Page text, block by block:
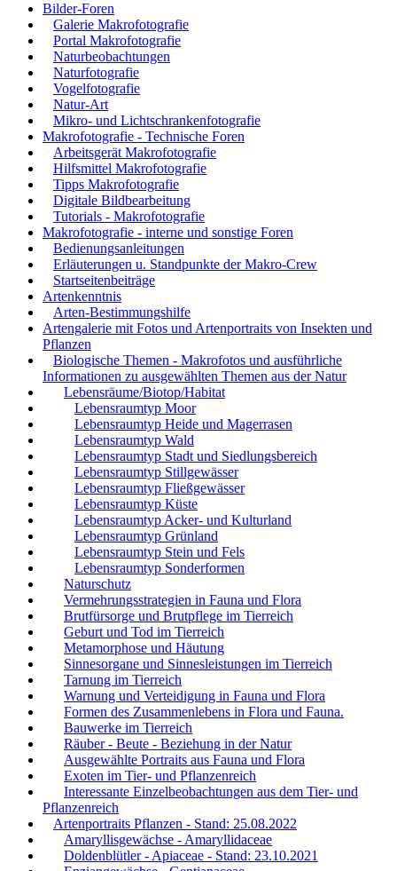
Bilder-Foren
Galerie Makrofotografie
Portal Makrofotografie
Naturbeobachtungen
Naturfotografie
Vogelfotografie
Natur-Art
Mikro- und Lichtschrankenfotografie
Makrofotografie - Technische Foren
Arbeitsgerät Makrofotografie
Hilfsmittel Makrofotografie
Tipps Makrofotografie
Digitale Bildbearbeitung
Tutorials - Makrofotografie
Makrofotografie - interne und sonstige Foren
Bedienungsanleitungen
Erläuterungen u. Standpunkte der Makro-Crew
Startseitenbeiträge
Artenkenntnis
Arten-Bestimmungshilfe
Artengalerie mit Fotos und Artenportraits von Insekten und
Pflanzen
Biologische Themen - Makrofotos und ausführliche
Informationen zu ausgewählten Themen aus der Natur
Lebensräume/Biotop/Habitat
Lebensraumtyp Moor
Lebensraumtyp Heide und Magerrasen
Lebensraumtyp Wald
Lebensraumtyp Stadt und Siedlungsbereich
Lebensraumtyp Stillgewässer
Lebensraumtyp Fließgewässer
Lebensraumtyp Küste
Lebensraumtyp Acker- und Kulturland
Lebensraumtyp Grünland
Lebensraumtyp Stein und Fels
Lebensraumtyp Sonderformen
Naturschutz
Vermehrungsstrategien in Fauna und Flora
Brutfürsorge und Brutpflege im Tierreich
Geburt und Tod im Tierreich
Metamorphose und Häutung
Sinnesorgane und Sinnesleistungen im Tierreich
Tarnung im Tierreich
Warnung und Verteidigung in Fauna und Flora
Formen des Zusammenlebens in Flora und Fauna.
Bauwerke im Tierreich
Räuber - Beute - Beziehung in der Natur
Ausgewählte Portraits aus Fauna und Flora
Exoten im Tier- und Pflanzenreich
Interessante Einzelbeobachtungen aus dem Tier- und
Pflanzenreich
Artenportraits Pflanzen - Stand: 25.08.2022
Amaryllisgewächse - Amaryllidaceae
Doldenblütler - Apiaceae - Stand: 23.10.2021